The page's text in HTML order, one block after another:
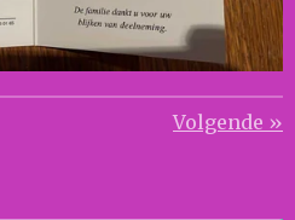
Volgende »